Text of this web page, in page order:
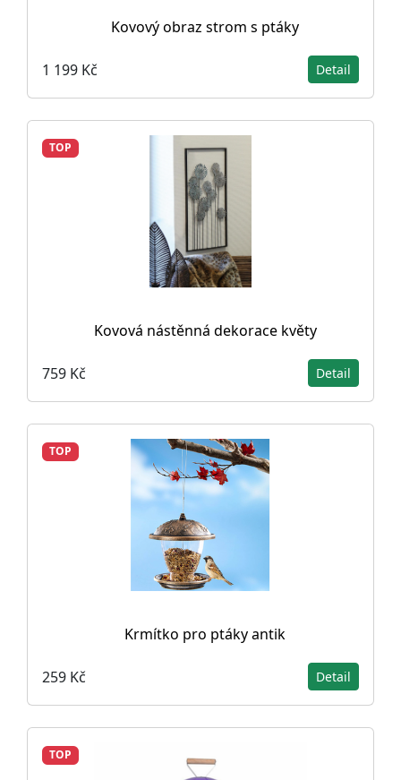
Kovový obraz strom s ptáky
1 199 Kč Detail
TOP
Kovová nástěnná dekorace květy
759 Kč Detail
TOP
Krmítko pro ptáky antik
259 Kč Detail
TOP